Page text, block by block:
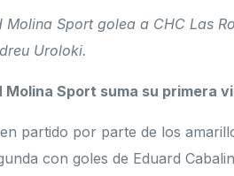
Molina Sport golea a CHC Las
Uroloki.
Molina Sport suma su primera
partido por parte de los
con goles de Eduard